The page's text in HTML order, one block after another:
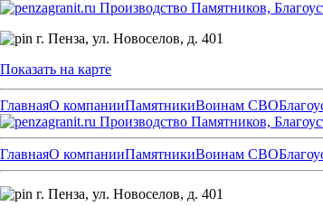
Производство Памятников,
г. Пенза, ул. Новоселов, д. 401
Показать на карте
ГлавнаяО компанииПамятникиВоинам СВО
Производство Памятников,
ГлавнаяО компанииПамятникиВоинам СВО
г. Пенза, ул. Новоселов, д. 401